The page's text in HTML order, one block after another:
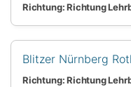
Richtung: Richtung
Blitzer Nürnberg
Richtung: Richtung